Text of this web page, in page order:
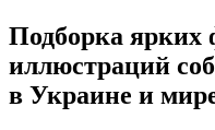
Подборка ярких
иллюстраций
в Украине и